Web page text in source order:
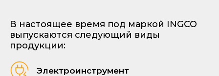
В настоящее время под маркой INGCO
выпускаются следующий виды
продукции:
Электроинструмент